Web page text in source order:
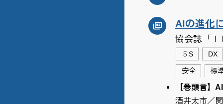
AIの進化
協会誌「Ｉ
５S DX
安全 標
【巻頭言】
酒井太市／